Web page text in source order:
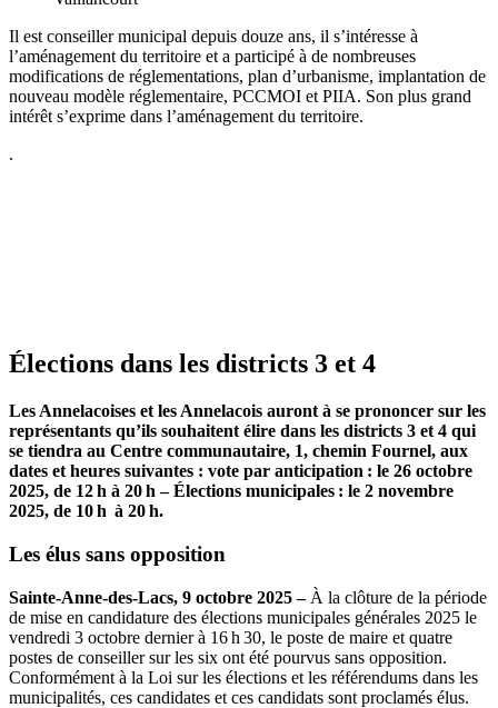
Il est conseiller municipal depuis douze ans, il s’intéresse à
l’aménagement du territoire et a participé à de nombreuses
modifications de réglementations, plan d’urbanisme, implantation de
nouveau modèle réglementaire, PCCMOI et PIIA. Son plus grand
intérêt s’exprime dans l’aménagement du territoire.
.
Élections dans les districts 3 et 4
Les Annelacoises et les Annelacois auront à se prononcer sur les
représentants qu’ils souhaitent élire dans les districts 3 et 4 qui
se tiendra au Centre communautaire, 1, chemin Fournel, aux
dates et heures suivantes : vote par anticipation : le 26 octobre
2025, de 12 h à 20 h –Élections municipales : le 2 novembre
2025, de 10 h à 20 h.
Les élus sans opposition
Sainte-Anne-des-Lacs, 9 octobre 2025 –À la clôture de la période
de mise en candidature des élections municipales générales 2025 le
vendredi 3 octobre dernier à 16 h 30, le poste de maire et quatre
postes de conseiller sur les six ont été pourvus sans opposition.
Conformément à la Loi sur les élections et les référendums dans les
municipalités, ces candidates et ces candidats sont proclamés élus.